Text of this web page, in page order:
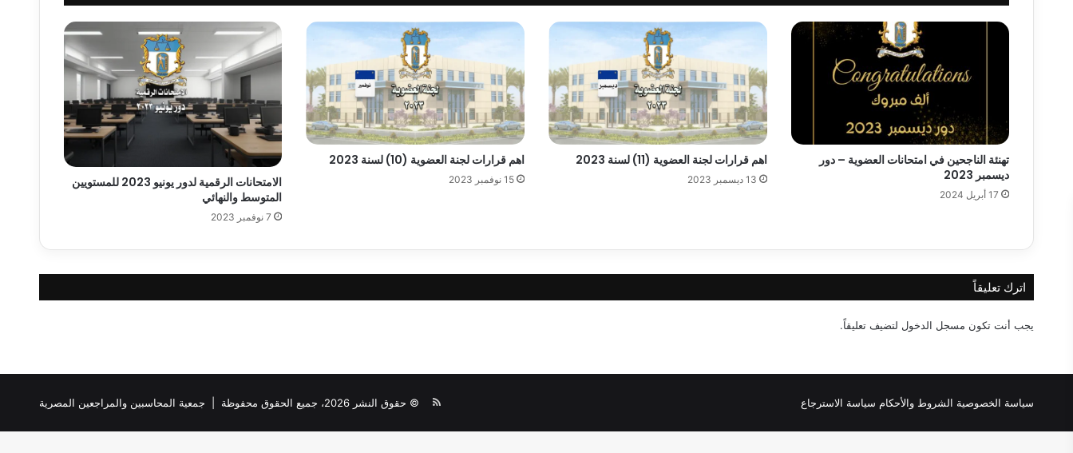
تهنئة الناجحين في امتحانات العضوية – دور
ديسمبر 2023
17 أبريل 2024
اهم قرارات لجنة العضوية (11) لسنة 2023
13 ديسمبر 2023
اهم قرارات لجنة العضوية (10) لسنة 2023
15 نوفمبر 2023
الامتحانات الرقمية لدور يونيو 2023 للمستويين
المتوسط والنهائي
7 نوفمبر 2023
اترك تعليقاً
يجب أنت تكون مسجل الدخول لتضيف تعليقاً.
سياسة الخصوصية الشروط والأحكام سياسة الاسترجاع © حقوق النشر 2026، جميع الحقوق محفوظة | جمعية المحاسبين والمراجعين المصرية